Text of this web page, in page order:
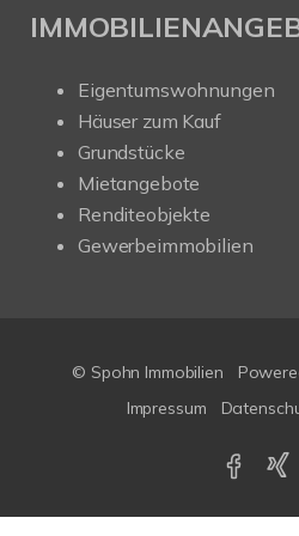
Eigentumswohnungen
Häuser zum Kauf
Grundstücke
Mietangebote
Renditeobjekte
Gewerbeimmobilien
© Spohn Immobilien
Impressum